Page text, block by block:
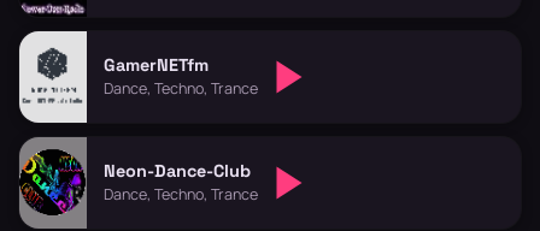
GamerNETfm
Dance, Techno, Trance
Neon-Dance-Club
Dance, Techno, Trance